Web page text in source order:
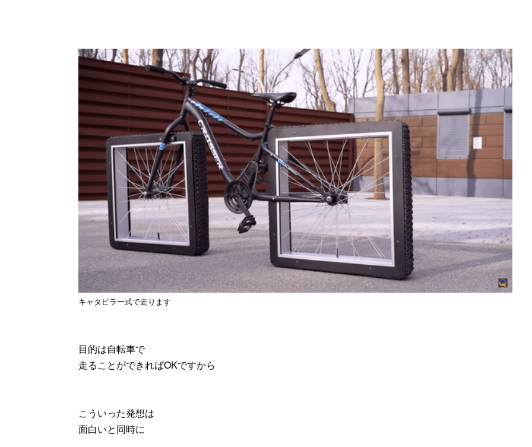
キャタピラー式で走ります
目的は自転車で
走ることができればOKですから
こういった発想は
面白いと同時に